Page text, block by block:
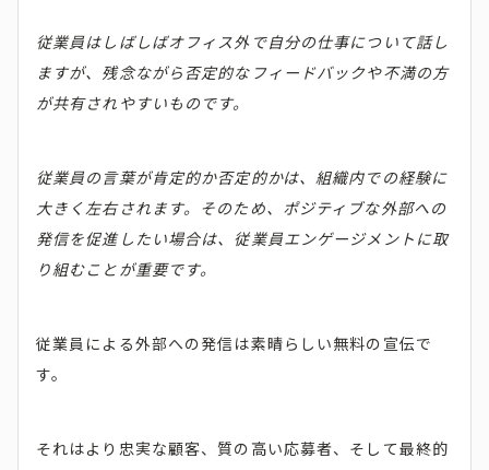
従業員はしばしばオフィス外で自分の仕事について話し
ますが、残念ながら否定的なフィードバックや不満の方
が共有されやすいものです。
従業員の言葉が肯定的か否定的かは、組織内での経験に
大きく左右されます。そのため、ポジティブな外部への
発信を促進したい場合は、従業員エンゲージメントに取
り組むことが重要です。
従業員による外部への発信は素晴らしい無料の宣伝で
す。
それはより忠実な顧客、質の高い応募者、そして最終的